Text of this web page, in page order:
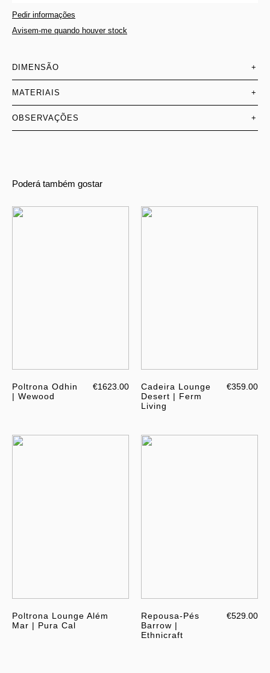
Pedir informações
Avisem-me quando houver stock
DIMENSÃO +
MATERIAIS +
OBSERVAÇÕES +
Poderá também gostar
Poltrona Odhin
| Wewood
€1623.00
Cadeira Lounge
Desert | Ferm
Living
€359.00
Poltrona Lounge Além
Mar | Pura Cal
Repousa-Pés
Barrow |
Ethnicraft
€529.00